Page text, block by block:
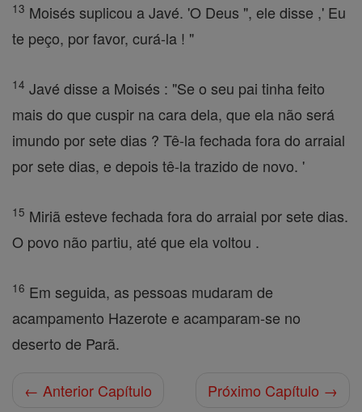
13 Moisés suplicou a Javé. 'O Deus ", ele disse ,' Eu
te peço, por favor, curá-la ! "
14 Javé disse a Moisés : "Se o seu pai tinha feito
mais do que cuspir na cara dela, que ela não será
imundo por sete dias ? Tê-la fechada fora do arraial
por sete dias, e depois tê-la trazido de novo. '
15 Miriã esteve fechada fora do arraial por sete dias.
O povo não partiu, até que ela voltou .
16 Em seguida, as pessoas mudaram de
acampamento Hazerote e acamparam-se no
deserto de Parã.
← Anterior Capítulo
Próximo Capítulo →